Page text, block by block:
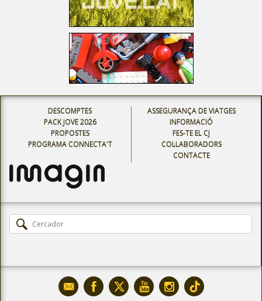
DESCOMPTES
PACK JOVE 2026
PROPOSTES
PROGRAMA CONNECTA'T
ASSEGURANÇA DE VIATGES
INFORMACIÓ
FES-TE EL CJ
COL·LABORADORS
CONTACTE